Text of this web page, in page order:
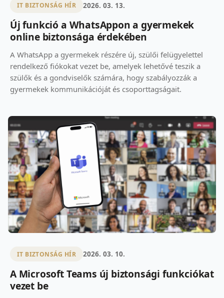
IT BIZTONSÁG HÍR 2026. 03. 13.
Új funkció a WhatsAppon a gyermekek
online biztonsága érdekében
A WhatsApp a gyermekek részére új, szülői felügyelettel
rendelkező fiókokat vezet be, amelyek lehetővé teszik a
szülők és a gondviselők számára, hogy szabályozzák a
gyermekek kommunikációját és csoporttagságait.
IT BIZTONSÁG HÍR 2026. 03. 10.
A Microsoft Teams új biztonsági funkciókat
vezet be